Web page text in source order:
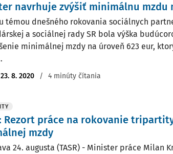
navrhuje zvýšiť minimálnu mzdu
témou dnešného rokovania sociálnych
a sociálnej rady SR bola výška
minimálnej mzdy na úroveň 623 eur,
23. 8. 2020 / 4 minúty čítania
Rezort práce na rokovanie
mzdy
24. augusta (TASR) - Minister práce Milan